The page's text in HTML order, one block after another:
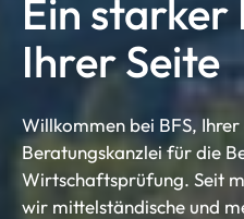
Ein
Ihrer Seite
Willkommen bei BFS,
Beratungskanzlei für die
Wirtschaftsprüfung. Seit
wir mittelständische und